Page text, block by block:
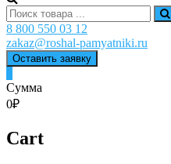
Search
for:
8 800 550 03 12
zakaz@roshal-pamyatniki.ru
Оставить заявку
Сумма
0₽
Cart